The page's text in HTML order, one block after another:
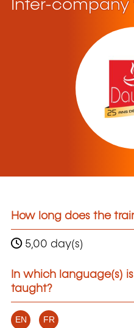
Inter-
How long does the
5,00 day(s)
In which language(s)
taught?
EN FR